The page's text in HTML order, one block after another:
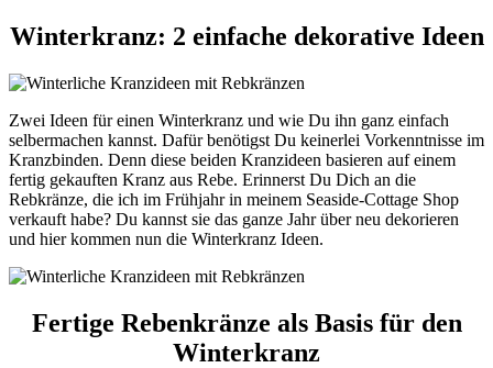
Winterkranz: 2 einfache dekorative Ideen
Zwei Ideen für einen Winterkranz und wie Du ihn ganz einfach
selbermachen kannst. Dafür benötigst Du keinerlei Vorkenntnisse im
Kranzbinden. Denn diese beiden Kranzideen basieren auf einem
fertig gekauften Kranz aus Rebe. Erinnerst Du Dich an die
Rebkränze, die ich im Frühjahr in meinem Seaside-Cottage Shop
verkauft habe? Du kannst sie das ganze Jahr über neu dekorieren
und hier kommen nun die Winterkranz Ideen.
Fertige Rebenkränze als Basis für den
Winterkranz